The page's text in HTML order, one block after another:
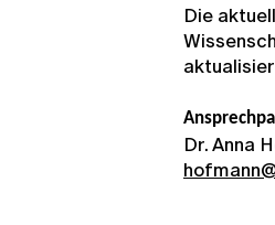
Die
Dr. Anna